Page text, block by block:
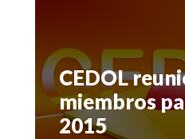
CEDOL
miembros
2015